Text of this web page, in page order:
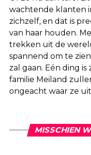
wachtende klanten
zichzelf, en dat is
van haar houden.
trekken uit de
spannend om te
zal gaan. Eén ding
familie Meiland
ongeacht waar ze
MISSCHIEN